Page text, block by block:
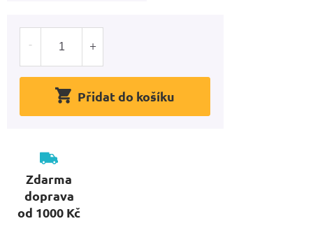
Přidat do košíku
Zdarma
doprava
od 1000 Kč